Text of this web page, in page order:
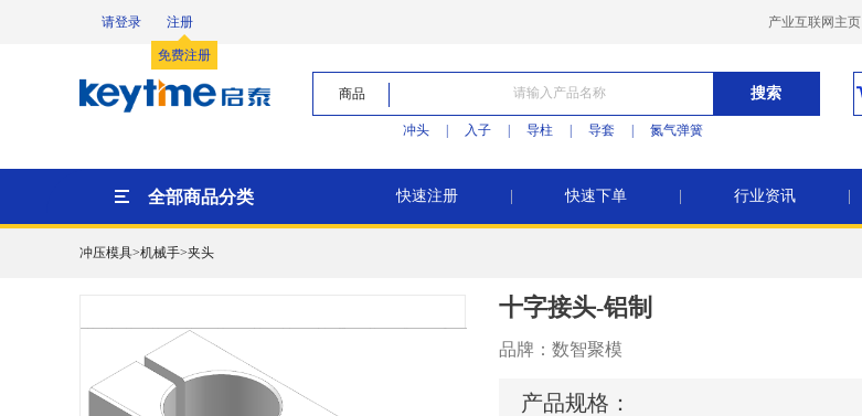
请登录 注册
免费注册
产业互联网主页
商品 搜索
冲头 入子 导柱 导套 氮气弹簧
全部商品分类 快速注册 快速下单 行业资讯
冲压模具>机械手>夹头
十字接头-铝制
品牌： 数智聚模
产品规格：